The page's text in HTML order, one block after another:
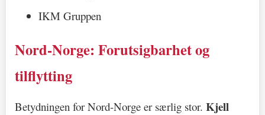
IKM Gruppen
Nord-Norge: Forutsigbarhet og
tilflytting
Betydningen for Nord-Norge er særlig stor. Kjell